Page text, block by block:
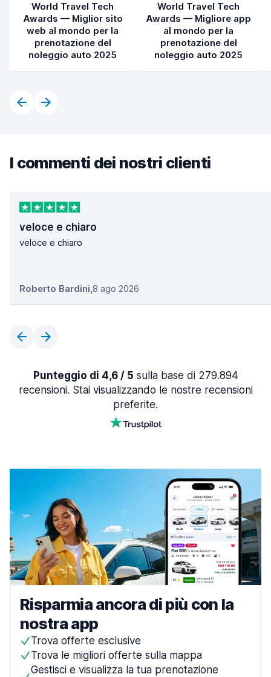
World Travel Tech
Awards — Miglior sito
web al mondo per la
prenotazione del
noleggio auto 2025
World Travel Tech
Awards — Migliore app
al mondo per la
prenotazione del
noleggio auto 2025
I commenti dei nostri clienti
veloce e chiaro
veloce e chiaro
Roberto Bardini,8 ago 2026
Punteggio di 4,6 / 5 sulla base di 279.894
recensioni. Stai visualizzando le nostre recensioni
preferite.
Risparmia ancora di più con la
nostra app
Trova offerte esclusive
Trova le migliori offerte sulla mappa
Gestisci e visualizza la tua prenotazione